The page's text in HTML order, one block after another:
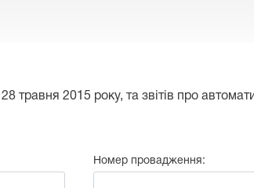
травня 2015 року, та звітів про
Номер провадження: